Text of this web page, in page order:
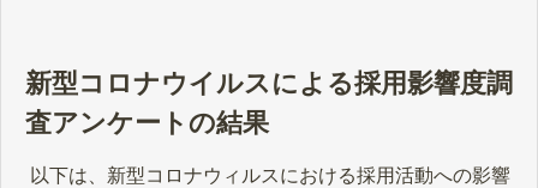
新型コロナウイルスによる採用影響度調
査アンケートの結果
以下は、新型コロナウィルスにおける採用活動への影響